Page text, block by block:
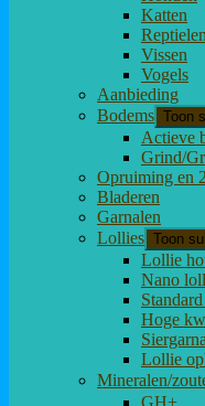
Katten
Reptielen
Vissen
Vogels
Aanbieding
Bodems Toon
Actieve
Grind/
Opruiming en
Bladeren
Garnalen
Lollies Toon
Lollie
Nano
Hoge
Lollie
Mineralen/
GH+